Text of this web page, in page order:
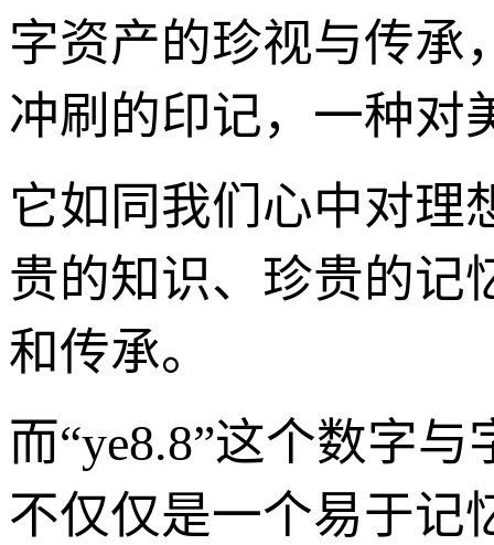
字资产的珍视与传承
冲刷的印记，一种对
它如同我们心中对理
贵的知识、珍贵的记
和传承。
而“ye8.8”这个数字
不仅仅是一个易于记